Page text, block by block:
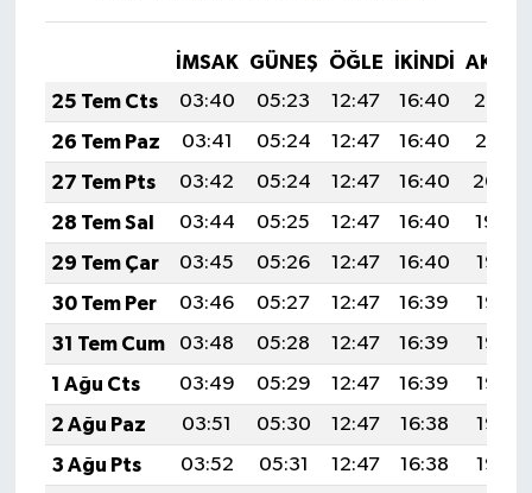
İMSAK GÜNEŞ ÖĞLE İKINDI
25 Tem Cts
03:40 05:23 12:47 16:40
20:02
26 Tem Paz
03:41 05:24 12:47 16:40
20:01
27 Tem Pts
03:42 05:24 12:47 16:40
20:00
28 Tem Sal
03:44 05:25 12:47 16:40
19:59
29 Tem Çar
03:45 05:26 12:47 16:40
19:58
30 Tem Per
03:46 05:27 12:47 16:39
19:57
31 Tem Cum
03:48 05:28 12:47 16:39
19:57
1 Ağu Cts
03:49 05:29 12:47 16:39
19:56
2 Ağu Paz
03:51 05:30 12:47 16:38
19:55
3 Ağu Pts
03:52 05:31 12:47 16:38
19:53